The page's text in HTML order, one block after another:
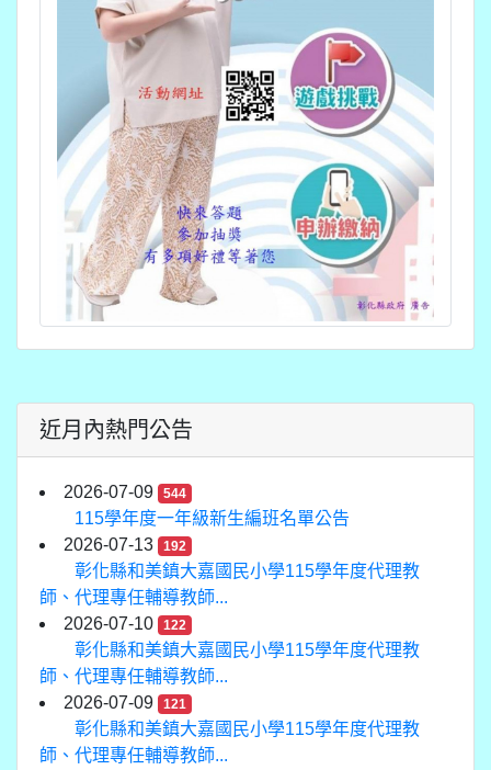
近月內熱門公告
2026-07-09 544
115學年度一年級新生編班名單公告
2026-07-13
192
彰化縣和美鎮大嘉國民小學115學年度代理教
師、代理專任輔導教師...
2026-07-10
122
彰化縣和美鎮大嘉國民小學115學年度代理教
師、代理專任輔導教師...
2026-07-09
121
彰化縣和美鎮大嘉國民小學115學年度代理教
師、代理專任輔導教師...